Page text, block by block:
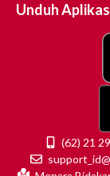
Unduh
(62) 21